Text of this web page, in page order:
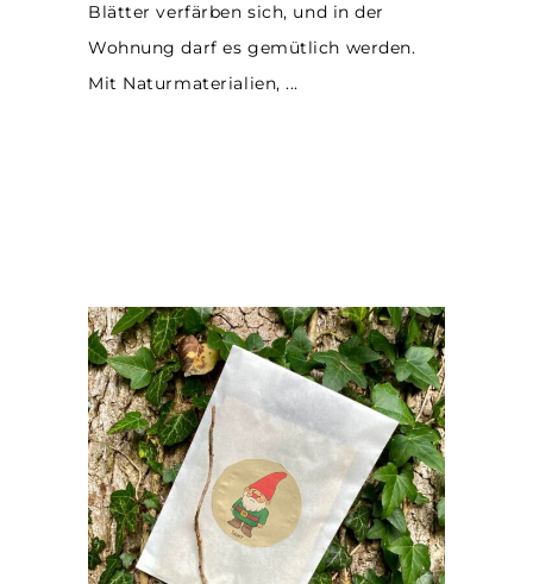
Blätter verfärben sich, und in der
Wohnung darf es gemütlich werden.
Mit Naturmaterialien,